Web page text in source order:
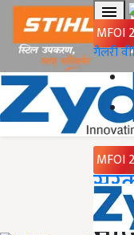
MFOI
गैलरी
MFOI
Home